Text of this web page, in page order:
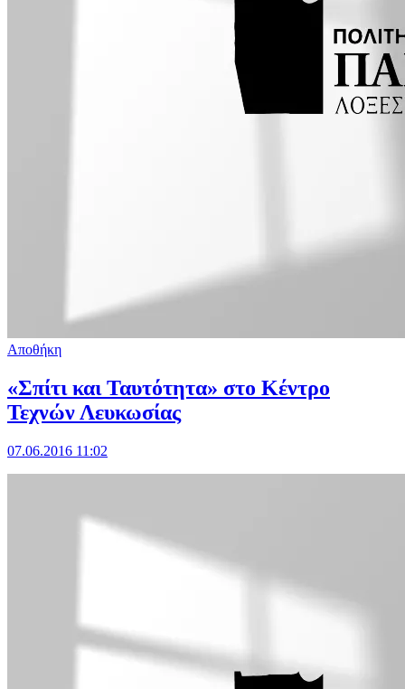
Αποθήκη
«Σπίτι και Ταυτότητα» στο Κέντρο
Τεχνών Λευκωσίας
07.06.2016 11:02